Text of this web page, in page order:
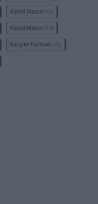
Kamil Mazur(13)
Kamil Mazur(15)
Kacper Furman (30)